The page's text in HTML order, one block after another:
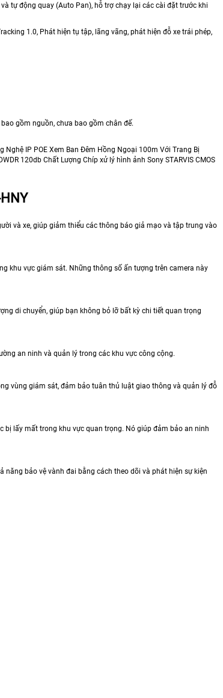
tự động quay (Auto Pan), hỗ trợ chạy lại các cài đặt trước khi
1.0, Phát hiện tụ tập, lãng vãng, phát hiện đỗ xe trái phép,
gồm nguồn, chưa bao gồm chân đế.
IP POE Xem Ban Đêm Hồng Ngoại 100m Với Trang Bị
120db Chất Lượng Chíp xử lý hình ảnh Sony STARVIS CMOS
và xe, giúp giảm thiểu các thông báo giả mạo và tập trung vào
khu vực giám sát. Những thông số ấn tượng trên camera này
di chuyển, giúp bạn không bỏ lỡ bất kỳ chi tiết quan trọng
an ninh và quản lý trong các khu vực công cộng.
vùng giám sát, đảm bảo tuân thủ luật giao thông và quản lý đỗ
lấy mất trong khu vực quan trọng. Nó giúp đảm bảo an ninh
năng bảo vệ vành đai bằng cách theo dõi và phát hiện sự kiện